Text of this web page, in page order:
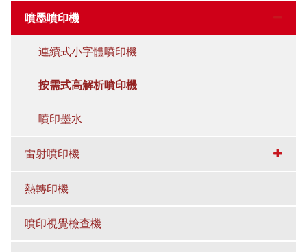
噴墨噴印機
連續式小字體噴印機
按需式高解析噴印機
噴印墨水
雷射噴印機
熱轉印機
噴印視覺檢查機